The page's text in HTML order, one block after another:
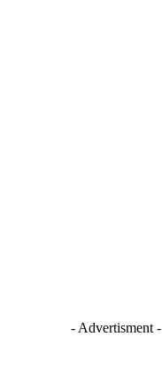
- Advertisment -